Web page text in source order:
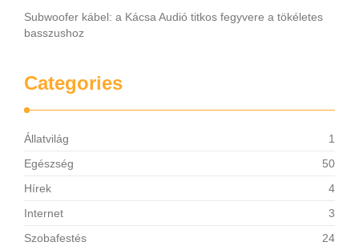
Subwoofer kábel: a Kácsa Audió titkos fegyvere a tökéletes
basszushoz
Categories
Állatvilág
1
Egészség
50
Hírek
4
Internet
3
Szobafestés
24